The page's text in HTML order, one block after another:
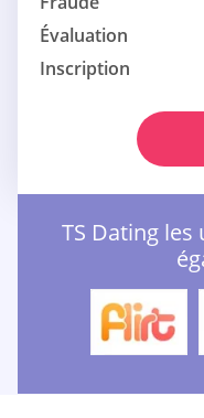
Évaluation
Inscription
TS Dating